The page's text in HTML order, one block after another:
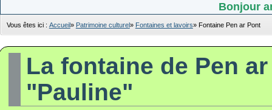
Bonjour
Vous êtes ici : Accueil» Patrimoine culturel» Fontaines et lavoirs» Fontaine Pen ar Pont
La fontaine de Pen
"Pauline"